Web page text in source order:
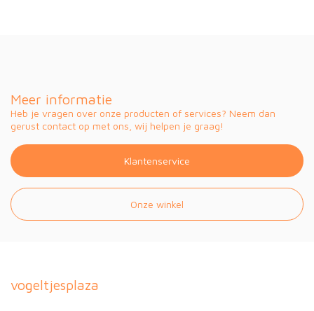
Meer informatie
Heb je vragen over onze producten of services? Neem dan
gerust contact op met ons, wij helpen je graag!
Klantenservice
Onze winkel
vogeltjesplaza